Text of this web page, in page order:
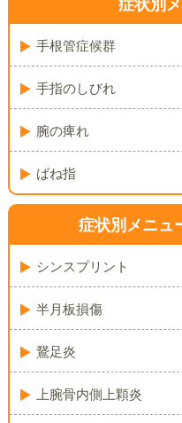
症状別
手根管症候群
手指のしびれ
腕の痺れ
ばね指
症状別メニュ
シンスプリント
半月板損傷
鵞足炎
上腕骨内側上顆炎